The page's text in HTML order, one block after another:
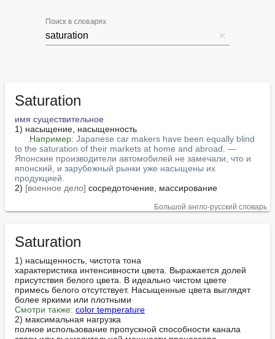
Поиск в словарях
Saturation
имя существительное
1) насыщение, насыщенность
Например: Japanese car makers have been equally blind
to the saturation of their markets at home and abroad. —
Японские производители автомобилей не замечали, что и
японский, и зарубежный рынки уже насыщены их
продукцией.
2) [военное дело] сосредоточение, массирование
Большой англо-русский словарь
Saturation
1) насыщенность, чистота тона
характеристика интенсивности цвета. Выражается долей
присутствия белого цвета. В идеально чистом цвете
примесь белого отсутствует. Насыщенные цвета выглядят
Смотри также: color temperature
2) максимальная нагрузка
полное использование пропускной способности канала